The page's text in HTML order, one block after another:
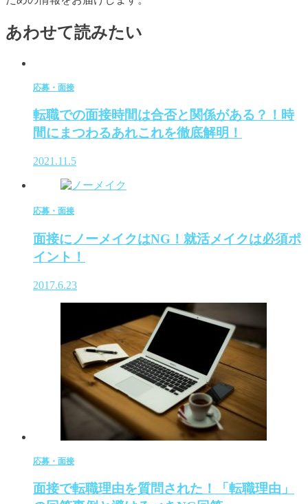
あわせて読みたい
応募・面接
転職での面接時間は合否と関係がある？！時
間にまつわるあれこれを徹底解明！
2021.11.5
応募・面接
面接にノーメイクはNG！就活メイクは必須ポ
イント！
2017.6.23
応募・面接
面接で転職理由を質問された！「転職理由」